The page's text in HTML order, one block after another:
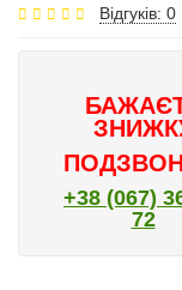
Відгуків: 0
+38 (067)
72